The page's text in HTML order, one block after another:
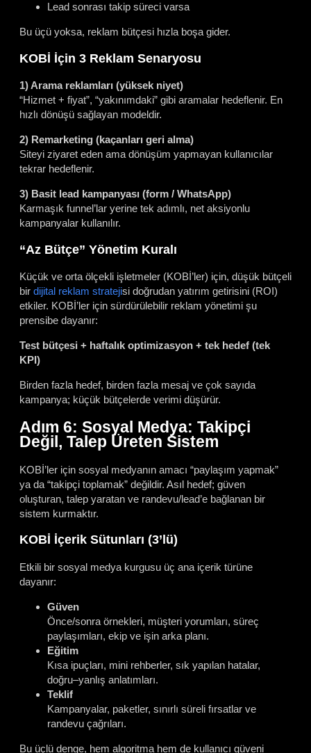
Lead sonrası takip süreci varsa
Bu üçü yoksa, reklam bütçesi hızla boşa gider.
KOBİ İçin 3 Reklam Senaryosu
1) Arama reklamları (yüksek niyet)
“Hizmet + fiyat”, “yakınımdaki” gibi aramalar hedeflenir. En
hızlı dönüşü sağlayan modeldir.
2) Remarketing (kaçanları geri alma)
Siteyi ziyaret eden ama dönüşüm yapmayan kullanıcılar
tekrar hedeflenir.
3) Basit lead kampanyası (form / WhatsApp)
Karmaşık funnel’lar yerine tek adımlı, net aksiyonlu
kampanyalar kullanılır.
“Az Bütçe” Yönetim Kuralı
Küçük ve orta ölçekli işletmeler (KOBİ’ler) için, düşük bütçeli
bir dijital reklam stratejisi doğrudan yatırım getirisini (ROI)
etkiler. KOBİ’ler için sürdürülebilir reklam yönetimi şu
prensibe dayanır:
Test bütçesi + haftalık optimizasyon + tek hedef (tek
KPI)
Birden fazla hedef, birden fazla mesaj ve çok sayıda
kampanya; küçük bütçelerde verimi düşürür.
Adım 6: Sosyal Medya: Takipçi
Değil, Talep Üreten Sistem
KOBİ’ler için sosyal medyanın amacı “paylaşım yapmak”
ya da “takipçi toplamak” değildir. Asıl hedef; güven
oluşturan, talep yaratan ve randevu/lead’e bağlanan bir
sistem kurmaktır.
KOBİ İçerik Sütunları (3’lü)
Etkili bir sosyal medya kurgusu üç ana içerik türüne
dayanır:
Güven
Önce/sonra örnekleri, müşteri yorumları, süreç
paylaşımları, ekip ve işin arka planı.
Eğitim
Kısa ipuçları, mini rehberler, sık yapılan hatalar,
doğru–yanlış anlatımları.
Teklif
Kampanyalar, paketler, sınırlı süreli fırsatlar ve
randevu çağrıları.
Bu üçlü denge, hem algoritma hem de kullanıcı güveni